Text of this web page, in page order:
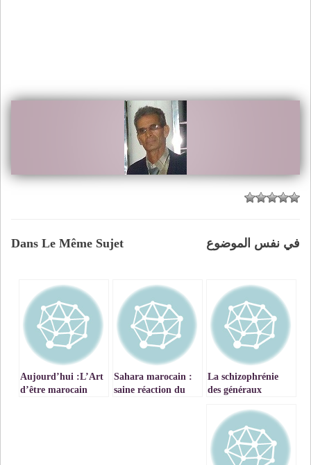
Dans Le Même Sujet في نفس الموضوع
La schizophrénie
des généraux
Maroc
Sahara marocain :
saine réaction du
Aujourd’hui :L’Art
d’être marocain